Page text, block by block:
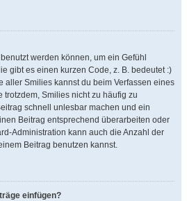
werden können, um ein Gefühl
gibt es einen kurzen Code, z. B. bedeutet :)
aller Smilies kannst du beim Verfassen eines
trotzdem, Smilies nicht zu häufig zu
schnell unlesbar machen und ein
Beitrag entsprechend überarbeiten oder
Administration kann auch die Anzahl der
Beitrag benutzen kannst.
einfügen?